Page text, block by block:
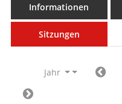
Informationen
Sitzungen
Jahr